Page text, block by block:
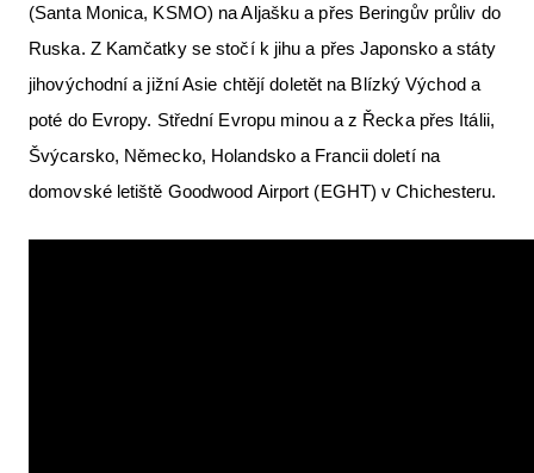
(Santa Monica, KSMO) na Aljašku a přes Beringův průliv do
Ruska. Z Kamčatky se stočí k jihu a přes Japonsko a státy
jihovýchodní a jižní Asie chtějí doletět na Blízký Východ a
poté do Evropy. Střední Evropu minou a z Řecka přes Itálii,
Švýcarsko, Německo, Holandsko a Francii doletí na
domovské letiště Goodwood Airport (EGHT) v Chichesteru.